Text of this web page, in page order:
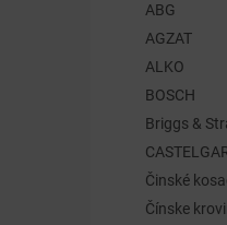
ABG
AGZAT
ALKO
BOSCH
Briggs &
Činské
Čínske